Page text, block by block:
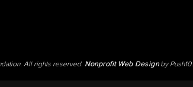
All rights reserved. Nonprofit Web Designby Push10.